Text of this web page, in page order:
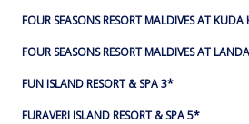
FOUR SEASONS RESORT MALDIVES AT
FOUR SEASONS RESORT MALDIVES AT
FUN ISLAND RESORT & SPA 3*
FURAVERI ISLAND RESORT & SPA 5*